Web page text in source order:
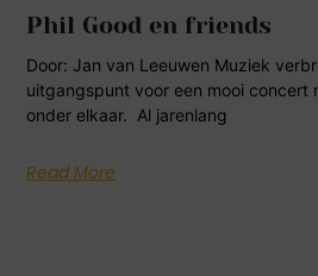
Phil Good en friends
Door: Jan van Leeuwen Muziek
uitgangspunt voor een mooi concert
onder elkaar. Al jarenlang
Read More